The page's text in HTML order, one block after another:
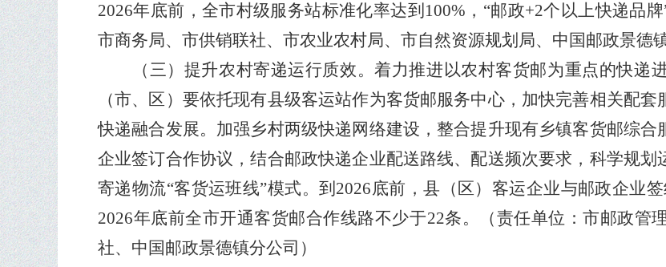
2026年底前，全市村级服务站标准化率达到 100% ， “邮政+2个 以上快递品牌
市商务局、市供销联社、市农业农村局、市自然资源规划局、中国邮政景德
（三）提升农村寄递运行质效。着力推进以农村客货邮为重点的快递
（市、区）要依托现有县级客运站作为客货邮服务中心，加快完善相关配
快递融合发展。加强乡村两级快递网络建设，整合提升现有乡镇客货邮综合
企业签订合作协议，结合邮政快递企业配送路线、配送频次要求，科学规
寄递物流“客货运班线”模式。到 2026底前，县（区）客运企业与邮政企业
2026年底前全市开通客货邮合作线路不少于22条。
（责任单位：市邮政管
社、中国邮政景德镇分公司）